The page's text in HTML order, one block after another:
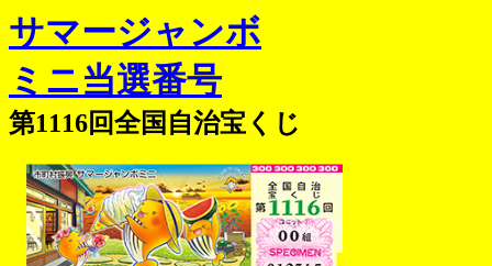
サマージャンボ
ミニ当選番号
第1116回全国自治宝くじ